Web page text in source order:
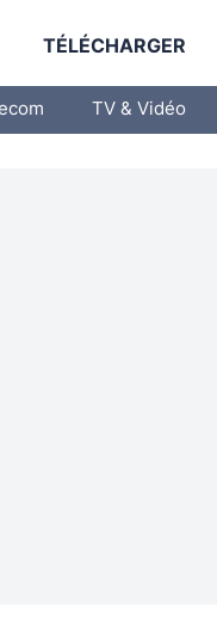
TÉLÉCHARGER
TV & Vidéo